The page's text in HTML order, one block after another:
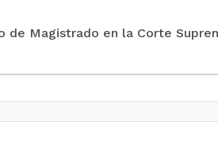
de Magistrado en la Corte